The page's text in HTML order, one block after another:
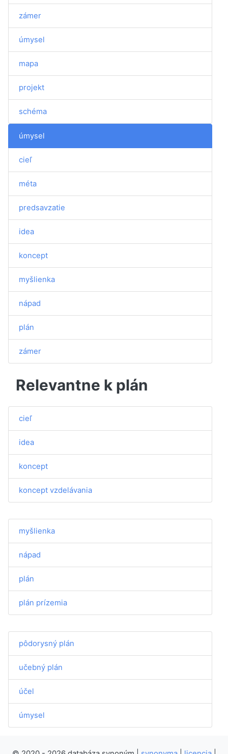
zámer
úmysel
mapa
projekt
schéma
úmysel
cieľ
méta
predsavzatie
idea
koncept
myšlienka
nápad
plán
zámer
Relevantne k plán
cieľ
idea
koncept
koncept vzdelávania
myšlienka
nápad
plán
plán prízemia
pôdorysný plán
učebný plán
účel
úmysel